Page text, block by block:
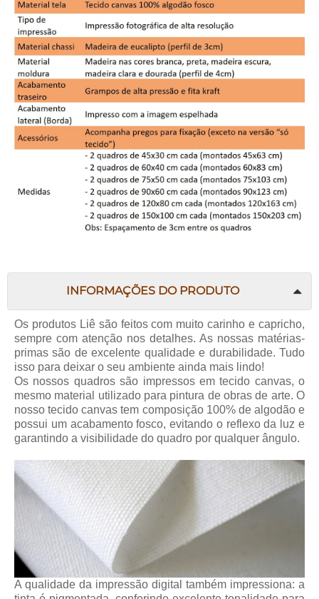
INFORMAÇÕES DO PRODUTO
Os produtos Liê são feitos com muito carinho e capricho,
sempre com atenção nos detalhes. As nossas matérias-
primas são de excelente qualidade e durabilidade. Tudo
isso para deixar o seu ambiente ainda mais lindo!
Os nossos quadros são impressos em tecido canvas, o
mesmo material utilizado para pintura de obras de arte. O
nosso tecido canvas tem composição 100% de algodão e
possui um acabamento fosco, evitando o reflexo da luz e
garantindo a visibilidade do quadro por qualquer ângulo.
A qualidade da impressão digital também impressiona: a